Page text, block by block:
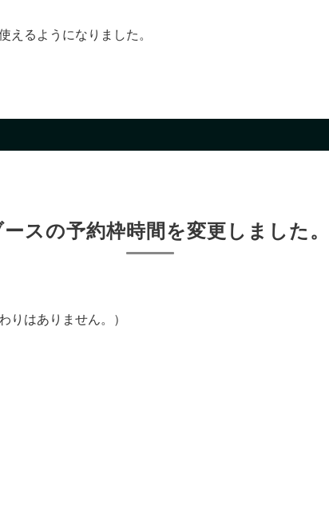
えるようになりました。
ースの予約枠時間を変更しました。
りはありません。）